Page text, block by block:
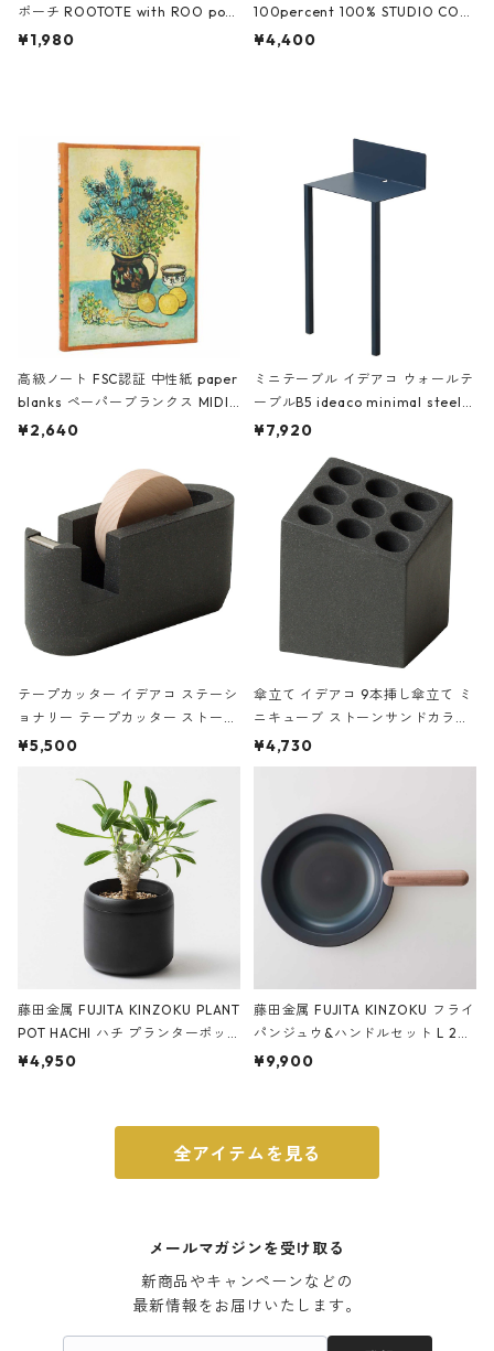
ポーチ ROOTOTE with ROO pou
ch 3532 ルートート WR.ポーチ.ラ
¥1,980
100percent 100% STUDIO COH
AKU Timeless 100パーセント ス
¥4,400
高級ノート FSC認証 中性紙 paper
blanks ペーパーブランクス MIDI
ハードカバー 罫線 ヴァン・ゴッホ
¥2,640
ミニテーブル イデアコ ウォールテ
ーブルB5 ideaco minimal steel f
urniture WALL Table B5 ネイビー
¥7,920
テープカッター イデアコ ステーシ
ョナリー テープカッター ストーン
サンドカラー 石調 ideaco Station
¥5,500
傘立て イデアコ 9本挿し傘立て ミ
ニキューブ ストーンサンドカラー
石調 ideaco Umbrella Stand CUB
E ストーンサンドブラック
¥4,730
藤田金属 FUJITA KINZOKU PLANT
POT HACHI ハチ プランターポッ
ト 3号 ブラック
¥4,950
藤田金属 FUJITA KINZOKU フライ
パンジュウ&ハンドルセット L 24c
m ガス火・IH対応 鉄フライパン
¥9,900
全アイテムを見る
メールマガジンを受け取る
新商品やキャンペーンなどの
最新情報をお届けいたします。